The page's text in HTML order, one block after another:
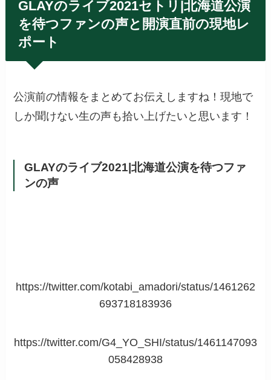
GLAYのライブ2021セトリ|北海道公演
を待つファンの声と開演直前の現地レ
ポート
公演前の情報をまとめてお伝えしますね！現地で
しか聞けない生の声も拾い上げたいと思います！
GLAYのライブ2021|北海道公演を待つファ
ンの声
https://twitter.com/kotabi_amadori/status/1461262
693718183936
https://twitter.com/G4_YO_SHI/status/1461147093
058428938